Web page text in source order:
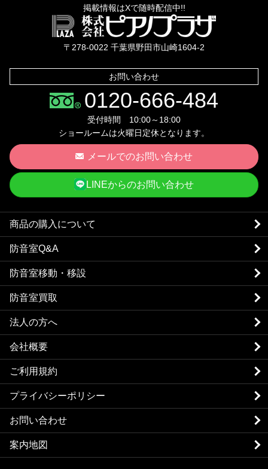
掲載情報はXで随時配信中!!
〒278-0022 千葉県野田市山崎1604-2
お問い合わせ
0120-666-484
受付時間 10:00～18:00
ショールームは火曜日定休となります。
メールでのお問い合わせ
LINEからのお問い合わせ
商品の購入について
防音室Q&A
防音室移動・移設
防音室買取
法人の方へ
会社概要
ご利用規約
プライバシーポリシー
お問い合わせ
案内地図